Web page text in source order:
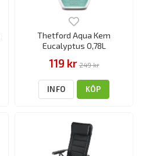
Thetford Aqua Kem
Eucalyptus 0,78L
119 kr 249 kr
INFO KÖP